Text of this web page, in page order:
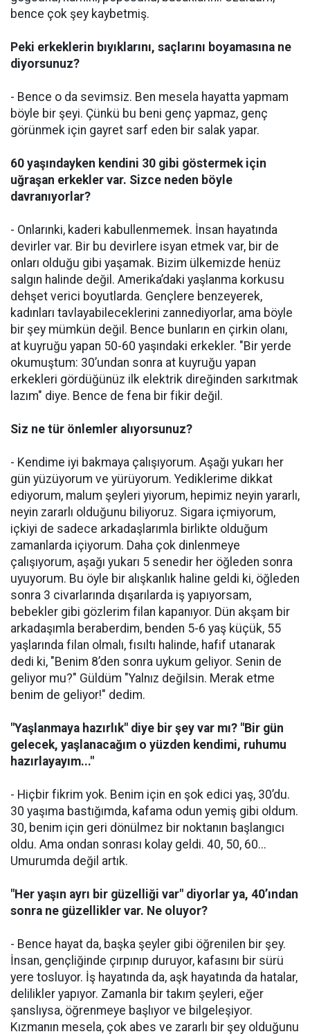
bence çok şey kaybetmiş.
Peki erkeklerin bıyıklarını, saçlarını boyamasına ne
diyorsunuz?
- Bence o da sevimsiz. Ben mesela hayatta yapmam
böyle bir şeyi. Çünkü bu beni genç yapmaz, genç
görünmek için gayret sarf eden bir salak yapar.
60 yaşındayken kendini 30 gibi göstermek için
uğraşan erkekler var. Sizce neden böyle
davranıyorlar?
- Onlarınki, kaderi kabullenmemek. İnsan hayatında
devirler var. Bir bu devirlere isyan etmek var, bir de
onları olduğu gibi yaşamak. Bizim ülkemizde henüz
salgın halinde değil. Amerika’daki yaşlanma korkusu
dehşet verici boyutlarda. Gençlere benzeyerek,
kadınları tavlayabileceklerini zannediyorlar, ama böyle
bir şey mümkün değil. Bence bunların en çirkin olanı,
at kuyruğu yapan 50-60 yaşındaki erkekler. "Bir yerde
okumuştum: 30’undan sonra at kuyruğu yapan
erkekleri gördüğünüz ilk elektrik direğinden sarkıtmak
lazım" diye. Bence de fena bir fikir değil.
Siz ne tür önlemler alıyorsunuz?
- Kendime iyi bakmaya çalışıyorum. Aşağı yukarı her
gün yüzüyorum ve yürüyorum. Yediklerime dikkat
ediyorum, malum şeyleri yiyorum, hepimiz neyin yararlı,
neyin zararlı olduğunu biliyoruz. Sigara içmiyorum,
içkiyi de sadece arkadaşlarımla birlikte olduğum
zamanlarda içiyorum. Daha çok dinlenmeye
çalışıyorum, aşağı yukarı 5 senedir her öğleden sonra
uyuyorum. Bu öyle bir alışkanlık haline geldi ki, öğleden
sonra 3 civarlarında dışarılarda iş yapıyorsam,
bebekler gibi gözlerim filan kapanıyor. Dün akşam bir
arkadaşımla beraberdim, benden 5-6 yaş küçük, 55
yaşlarında filan olmalı, fısıltı halinde, hafif utanarak
dedi ki, "Benim 8’den sonra uykum geliyor. Senin de
geliyor mu?" Güldüm "Yalnız değilsin. Merak etme
benim de geliyor!" dedim.
"Yaşlanmaya hazırlık" diye bir şey var mı? "Bir gün
gelecek, yaşlanacağım o yüzden kendimi, ruhumu
hazırlayayım..."
- Hiçbir fikrim yok. Benim için en şok edici yaş, 30’du.
30 yaşıma bastığımda, kafama odun yemiş gibi oldum.
30, benim için geri dönülmez bir noktanın başlangıcı
oldu. Ama ondan sonrası kolay geldi. 40, 50, 60...
Umurumda değil artık.
"Her yaşın ayrı bir güzelliği var" diyorlar ya, 40’ından
sonra ne güzellikler var. Ne oluyor?
- Bence hayat da, başka şeyler gibi öğrenilen bir şey.
İnsan, gençliğinde çırpınıp duruyor, kafasını bir sürü
yere tosluyor. İş hayatında da, aşk hayatında da hatalar,
delilikler yapıyor. Zamanla bir takım şeyleri, eğer
şanslıysa, öğrenmeye başlıyor ve bilgeleşiyor.
Kızmanın mesela, çok abes ve zararlı bir şey olduğunu